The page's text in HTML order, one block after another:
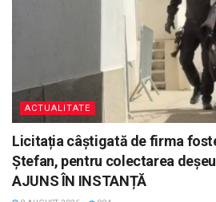
ACTUALITATE
Licitația câștigată de firma
Ștefan, pentru colectarea
AJUNS ÎN INSTANȚĂ